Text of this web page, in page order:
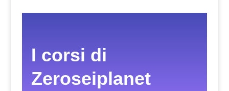
I corsi di
Zeroseiplanet